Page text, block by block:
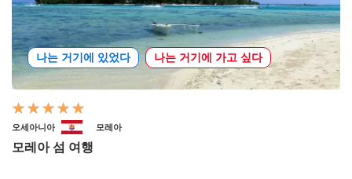
나는 거기에 있었다 나는 거기에 가고 싶다
오세아니아 모레아
모레아 섬 여행